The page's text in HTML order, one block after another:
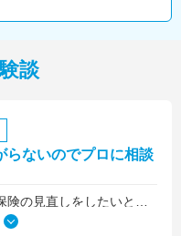
談
らないのでプロに相談